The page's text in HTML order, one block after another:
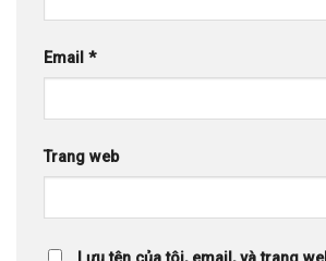
Email *
Trang web